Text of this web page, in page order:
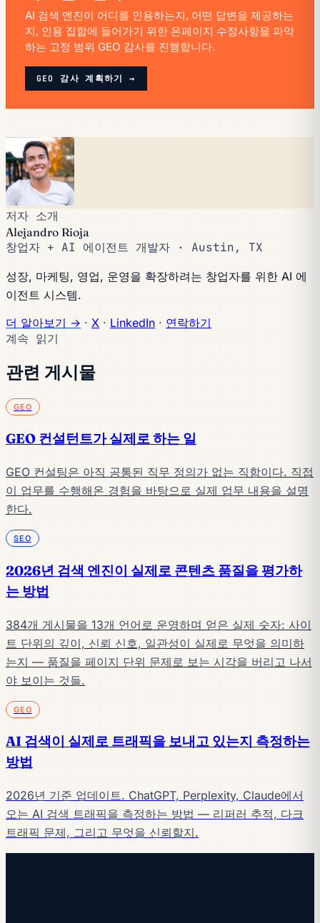
AI 검색 엔진이 어디를 인용하는지, 어떤 답변을 제공하는
지, 인용 집합에 들어가기 위한 온페이지 수정사항을 파악
하는 고정 범위 GEO 감사를 진행합니다.
GEO 감사 계획하기 →
저자 소개
Alejandro Rioja
창업자 + AI 에이전트 개발자 · Austin, TX
성장, 마케팅, 영업, 운영을 확장하려는 창업자를 위한 AI 에
이전트 시스템.
더 알아보기 → · X · LinkedIn · 연락하기
계속 읽기
관련 게시물
GEO
GEO 컨설턴트가 실제로 하는 일
GEO 컨설팅은 아직 공통된 직무 정의가 없는 직함이다. 직접
이 업무를 수행해온 경험을 바탕으로 실제 업무 내용을 설명
한다.
SEO
2026년 검색 엔진이 실제로 콘텐츠 품질을 평가하
는 방법
384개 게시물을 13개 언어로 운영하며 얻은 실제 숫자: 사이
트 단위의 깊이, 신뢰 신호, 일관성이 실제로 무엇을 의미하
는지 — 품질을 페이지 단위 문제로 보는 시각을 버리고 나서
야 보이는 것들.
GEO
AI 검색이 실제로 트래픽을 보내고 있는지 측정하는
방법
2026년 기준 업데이트. ChatGPT, Perplexity, Claude에서
오는 AI 검색 트래픽을 측정하는 방법 — 리퍼러 추적, 다크
트래픽 문제, 그리고 무엇을 신뢰할지.